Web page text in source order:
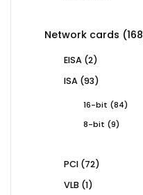
Network cards 168
EISA 22
ISA 9393
16-bit 8484
8-bit
99
PCI 7272
VLB 11